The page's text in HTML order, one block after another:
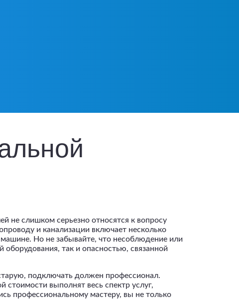
не слишком серьезно относятся к вопросу
и канализации включает несколько
Но не забывайте, что несоблюдение или
так и опасностью, связанной
подключать должен профессионал.
стоимости выполнят весь спектр услуг,
профессиональному мастеру, вы не только